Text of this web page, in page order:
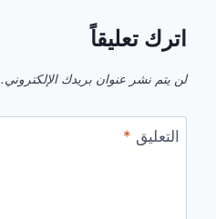
اترك تعليقاً
لن يتم نشر عنوان بريدك الإلكتروني.
التعليق *